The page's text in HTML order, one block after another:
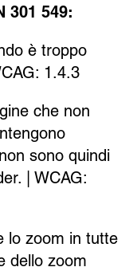
301 549:
è troppo
1.4.3
che non
sono quindi
| WCAG:
lo zoom in tutte
dello zoom